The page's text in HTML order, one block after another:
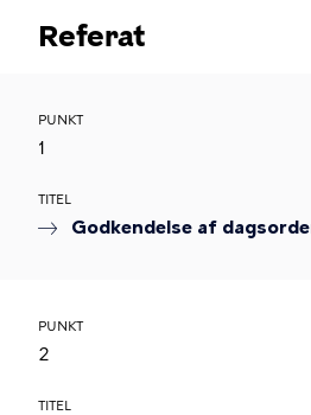
Referat
PUNKT
1
TITEL
Godkendelse af
PUNKT
2
TITEL